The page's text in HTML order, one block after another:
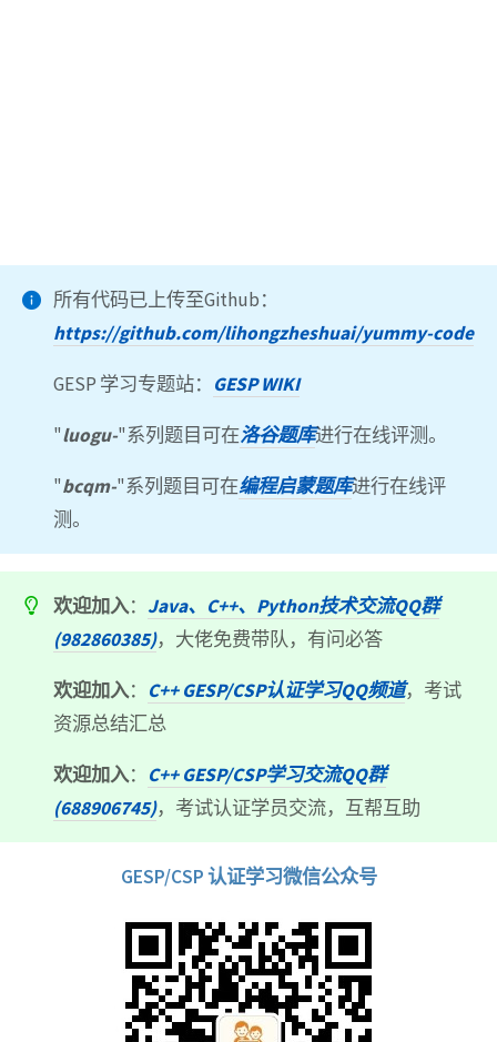
所有代码已上传至Github：
https://github.com/lihongzheshuai/yummy-code
GESP 学习专题站： GESP WIKI
"luogu-"系列题目可在洛谷题库进行在线评测。
"bcqm-"系列题目可在编程启蒙题库进行在线评
测。
欢迎加入： Java、C++、Python技术交流QQ群
(982860385)，大佬免费带队，有问必答
欢迎加入： C++ GESP/CSP认证学习QQ频道，考试
资源总结汇总
欢迎加入： C++ GESP/CSP学习交流QQ群
(688906745)，考试认证学员交流，互帮互助
GESP/CSP 认证学习微信公众号